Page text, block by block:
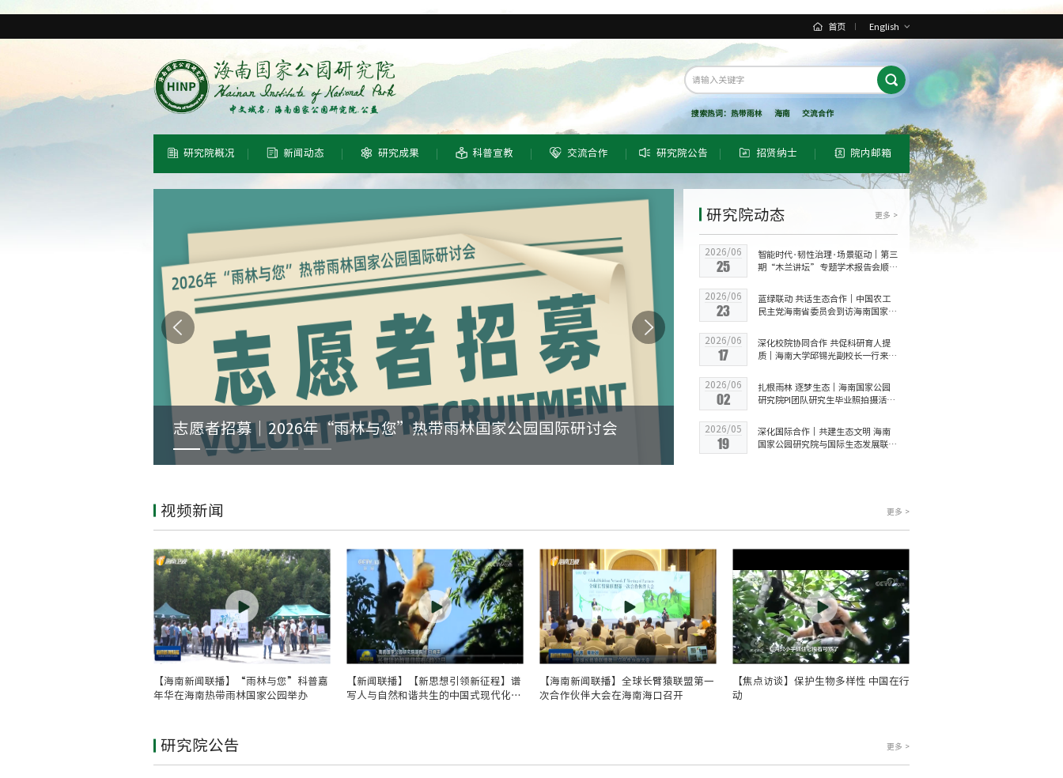
首页 English
搜索热词： 热带雨林 海南 交流合作
研究院概况 新闻动态 研究成果 科普宣教 交流合作 研究院公告 招贤纳士 院内邮箱
热带雨林国家公园国际研讨会 2026年“雨林与您”热带雨林国家公园 国际研讨会报告征集通知（第一轮）
研究院动态 更多 >
2026/06
25
智能时代·韧性治理·场景驱动｜第三
期“木兰讲坛”专题学术报告会顺利
2026/06
23
蓝绿联动 共话生态合作｜中国农工
民主党海南省委员会到访海南国家公
2026/06
17
深化校院协同合作 共促科研育人提
质｜海南大学邱锡光副校长一行来访
2026/06
02
扎根雨林 逐梦生态｜海南国家公园
研究院PI团队研究生毕业照拍摄活动
2026/05
19
深化国际合作｜共建生态文明 海南
国家公园研究院与国际生态发展联盟
视频新闻 更多 >
【海南新闻联播】“雨林与您”科普嘉
年华在海南热带雨林国家公园举办
【新闻联播】【新思想引领新征程】谱
写人与自然和谐共生的中国式现代化新
【海南新闻联播】全球长臂猿联盟第一
次合作伙伴大会在海南海口召开
【焦点访谈】保护生物多样性 中国在行
动
研究院公告 更多 >